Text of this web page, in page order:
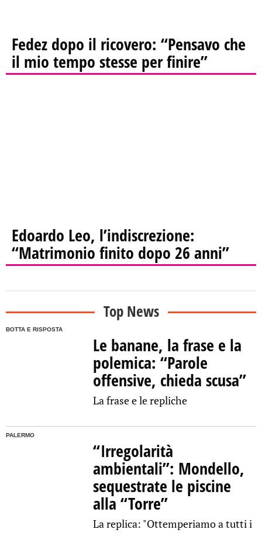
Fedez dopo il ricovero: “Pensavo che
il mio tempo stesse per finire”
Edoardo Leo, l’indiscrezione:
“Matrimonio finito dopo 26 anni”
Top News
BOTTA E RISPOSTA
Le banane, la frase e la
polemica: “Parole
offensive, chieda scusa”
La frase e le repliche
PALERMO
“Irregolarità
ambientali”: Mondello,
sequestrate le piscine
alla “Torre”
La replica: "Ottemperiamo a tutti i